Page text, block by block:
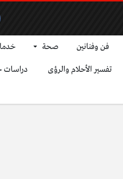
فن وفنانين صحة
تفسير الأحلام والرؤى دراسات